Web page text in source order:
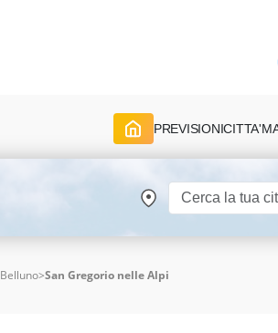
PREVISIONICITTA'
Belluno>San Gregorio nelle Alpi